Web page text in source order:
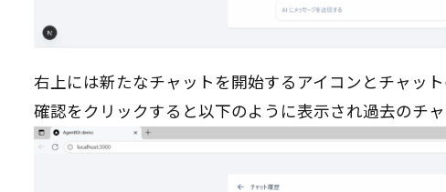
右上には新たなチャットを開始するアイコンとチャッ
確認をクリックすると以下のように表示され過去のチャ